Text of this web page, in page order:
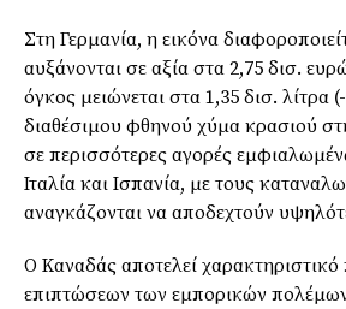
Στη Γερμανία, η εικόνα
αυξάνονται σε αξία στα 2,75 δισ.
όγκος μειώνεται στα 1,35 δισ. λίτρα
διαθέσιμου φθηνού χύμα κρασιού
σε περισσότερες αγορές
Ιταλία και Ισπανία, με τους
αναγκάζονται να αποδεχτούν
Ο Καναδάς αποτελεί
επιπτώσεων των εμπορικών